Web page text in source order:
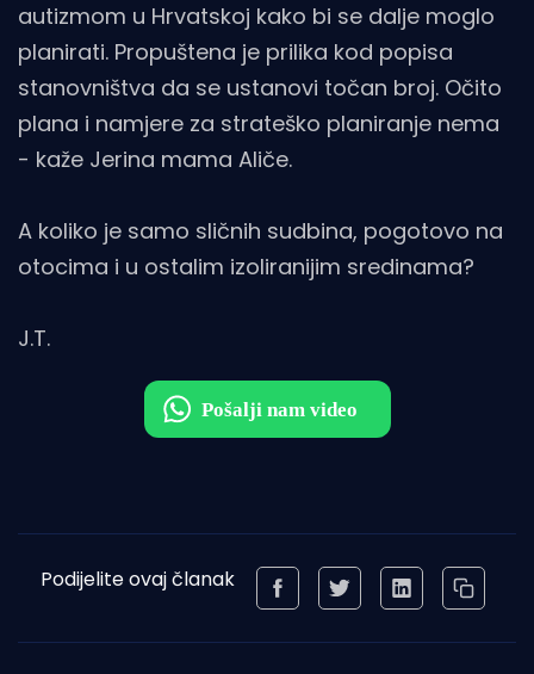
autizmom u Hrvatskoj kako bi se dalje moglo
planirati. Propuštena je prilika kod popisa
stanovništva da se ustanovi točan broj. Očito
plana i namjere za strateško planiranje nema
- kaže Jerina mama Aliče.
A koliko je samo sličnih sudbina, pogotovo na
otocima i u ostalim izoliranijim sredinama?
J.T.
Podijelite ovaj članak